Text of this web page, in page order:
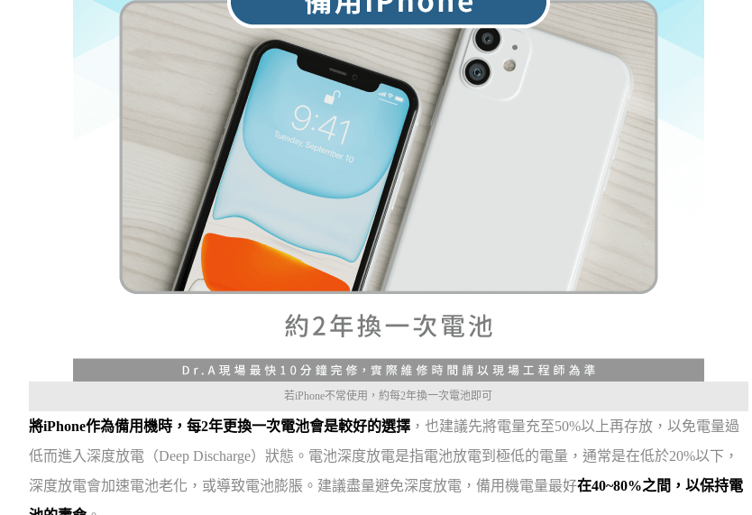
若iPhone不常使用，約每2年換一次電池即可
將iPhone作為備用機時，每2年更換一次電池會是較好的選擇 ，也建議先將電量充至50%以上再存放，以免電量過
低而進入深度放電（Deep Discharge）狀態。電池深度放電是指電池放電到極低的電量，通常是在低於20%以下，
深度放電會加速電池老化，或導致電池膨脹。建議盡量避免深度放電，備用機電量最好在40~80%之間，以保持電